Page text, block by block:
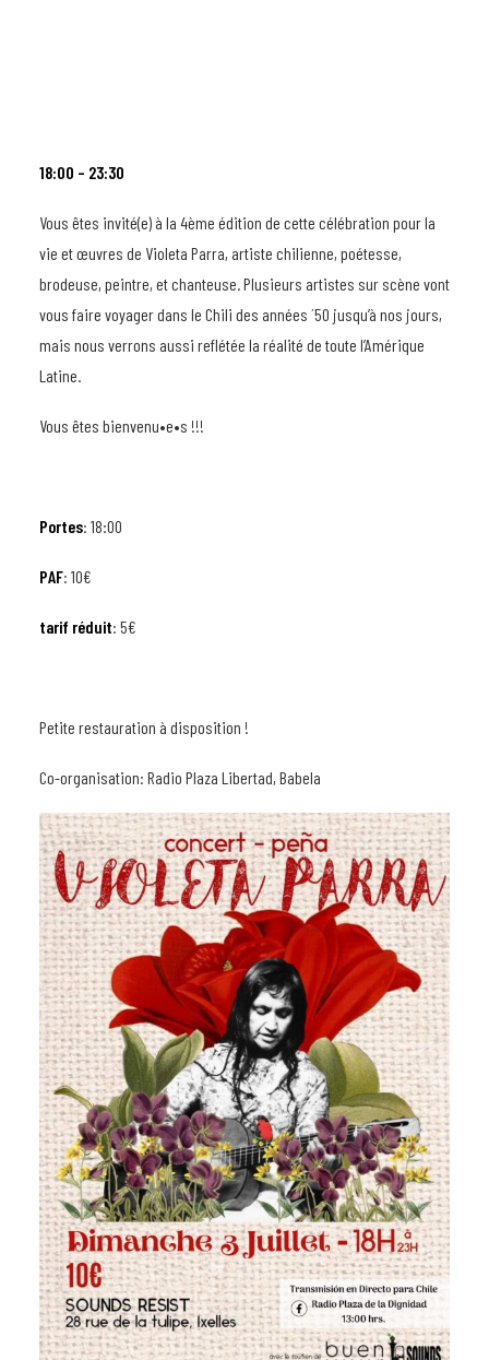
18:00 – 23:30
Vous êtes invité(e) à la 4ème édition de cette célébration pour la
vie et œuvres de Violeta Parra, artiste chilienne, poétesse,
brodeuse, peintre, et chanteuse. Plusieurs artistes sur scène vont
vous faire voyager dans le Chili des années ´50 jusqu’à nos jours,
mais nous verrons aussi reflétée la réalité de toute l’Amérique
Latine.
Vous êtes bienvenu•e•s !!!
Portes: 18:00
PAF: 10€
tarif réduit: 5€
Petite restauration à disposition !
Co-organisation: Radio Plaza Libertad, Babela